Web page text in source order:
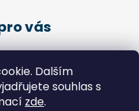
Dalším
souhlas s
zde.
vás